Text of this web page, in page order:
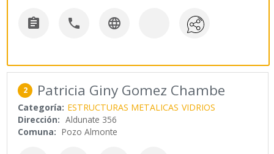
  
2 Patricia Giny Gomez Chambe
Categoría: ESTRUCTURAS METALICAS VIDRIOS
Dirección: Aldunate 356
Comuna: Pozo Almonte